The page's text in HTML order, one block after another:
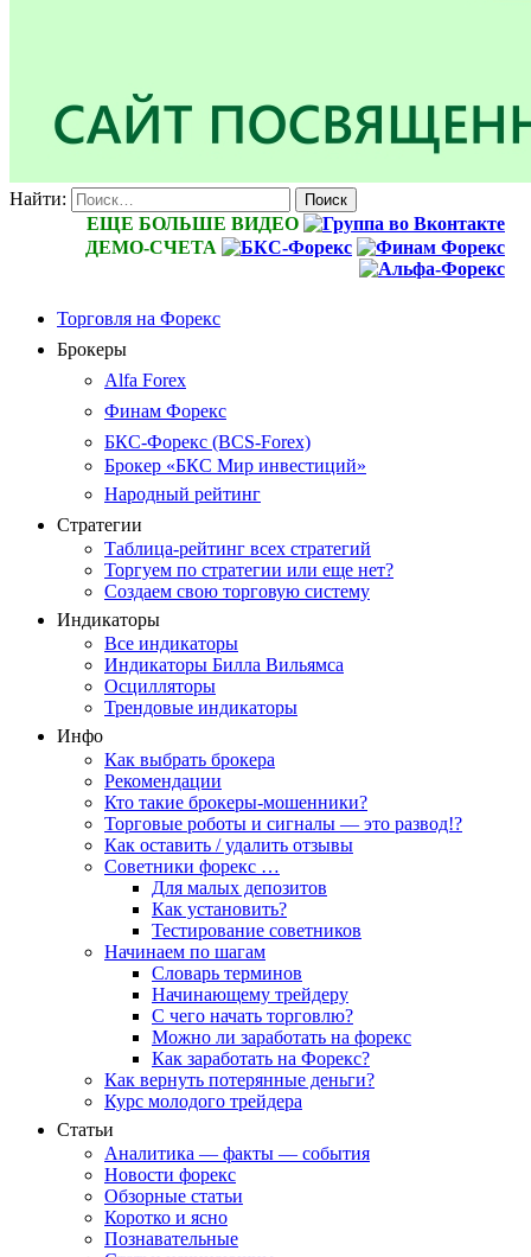
Найти:
ЕЩЕ БОЛЬШЕ ВИДЕО
ДЕМО-СЧЕТА
Торговля на Форекс
Брокеры
Alfa Forex
Финам Форекс
БКС-Форекс (BCS-Forex)
Брокер «БКС Мир инвестиций»
Народный рейтинг
Стратегии
Таблица-рейтинг всех стратегий
Торгуем по стратегии или еще нет?
Создаем свою торговую систему
Индикаторы
Все индикаторы
Индикаторы Билла Вильямса
Осцилляторы
Трендовые индикаторы
Инфо
Как выбрать брокера
Рекомендации
Кто такие брокеры-мошенники?
Торговые роботы и сигналы — это развод!?
Как оставить / удалить отзывы
Советники форекс …
Для малых депозитов
Как установить?
Тестирование советников
Начинаем по шагам
Словарь терминов
Начинающему трейдеру
С чего начать торговлю?
Можно ли заработать на форекс
Как заработать на Форекс?
Как вернуть потерянные деньги?
Курс молодого трейдера
Статьи
Аналитика — факты — события
Новости форекс
Обзорные статьи
Коротко и ясно
Познавательные